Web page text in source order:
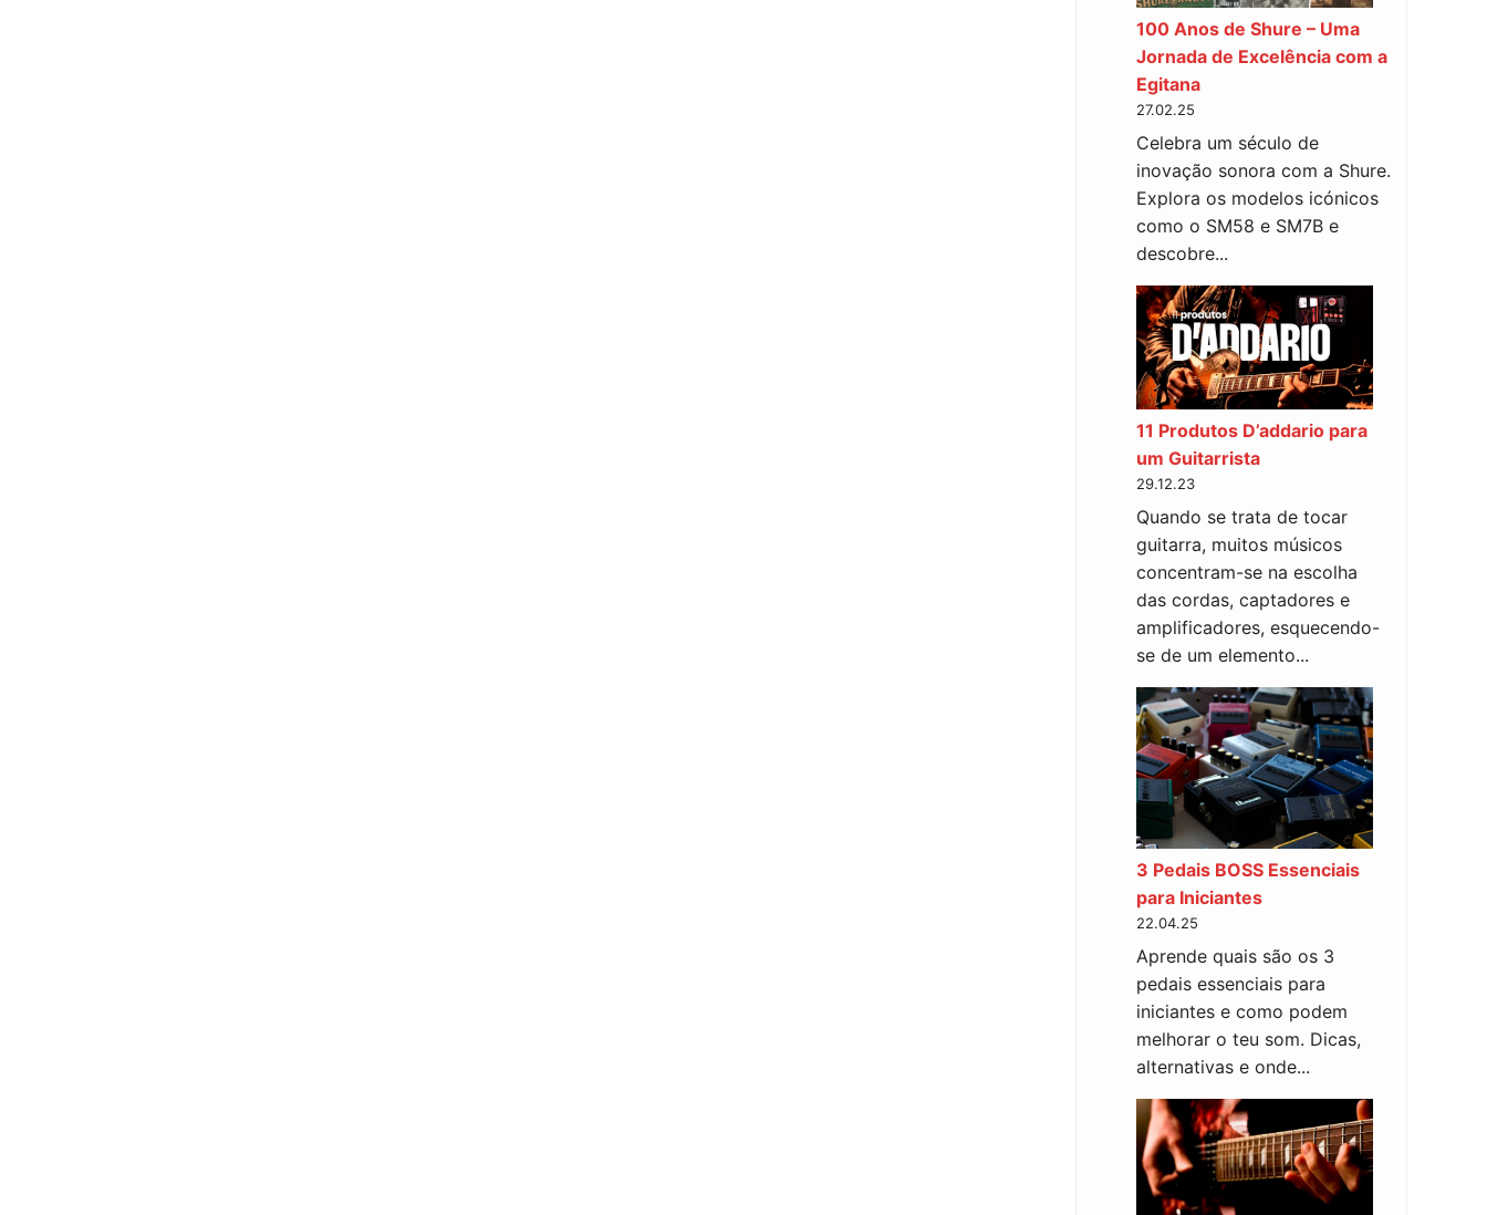
100 Anos de Shure – Uma
Jornada de Excelência com a
Egitana
27.02.25
Celebra um século de
inovação sonora com a Shure.
Explora os modelos icónicos
como o SM58 e SM7B e
descobre...
11 Produtos D’addario para
um Guitarrista
29.12.23
Quando se trata de tocar
guitarra, muitos músicos
concentram-se na escolha
das cordas, captadores e
amplificadores, esquecendo-
se de um elemento...
3 Pedais BOSS Essenciais
para Iniciantes
22.04.25
Aprende quais são os 3
pedais essenciais para
iniciantes e como podem
melhorar o teu som. Dicas,
alternativas e onde...